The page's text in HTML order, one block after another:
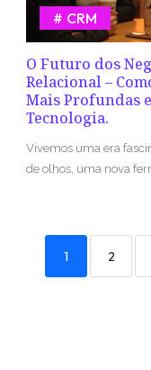
O Futuro dos
Relacional –
Mais Profundas
Tecnologia.
CRM
Vivemos uma era
de olhos, uma nova
1 2